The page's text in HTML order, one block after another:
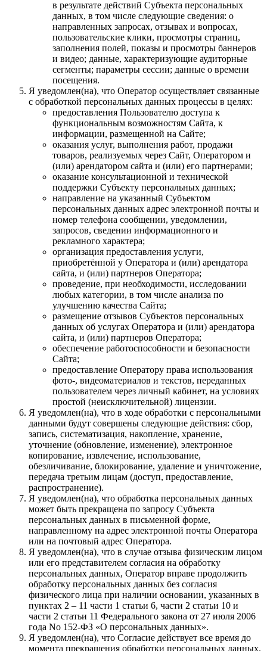
в результате действий Субъекта персональных
данных, в том числе следующие сведения: о
направленных запросах, отзывах и вопросах,
пользовательские клики, просмотры страниц,
заполнения полей, показы и просмотры баннеров
и видео; данные, характеризующие аудиторные
сегменты; параметры сессии; данные о времени
посещения.
Я уведомлен(на), что Оператор осуществляет связанные
с обработкой персональных данных процессы в целях:
предоставления Пользователю доступа к
функциональным возможностям Сайта, к
информации, размещенной на Сайте;
оказания услуг, выполнения работ, продажи
товаров, реализуемых через Сайт, Оператором и
(или) арендатором сайта и (или) его партнерами;
оказание консультационной и технической
поддержки Субъекту персональных данных;
направление на указанный Субъектом
персональных данных адрес электронной почты и
номер телефона сообщении, уведомлении,
запросов, сведении информационного и
рекламного характера;
организация предоставления услуги,
приобретённой у Оператора и (или) арендатора
сайта, и (или) партнеров Оператора;
проведение, при необходимости, исследовании
любых категории, в том числе анализа по
улучшению качества Сайта;
размещение отзывов Субъектов персональных
данных об услугах Оператора и (или) арендатора
сайта, и (или) партнеров Оператора;
обеспечение работоспособности и безопасности
Сайта;
предоставление Оператору права использования
фото-, видеоматериалов и текстов, переданных
пользователем через личный кабинет, на условиях
простой (неисключительной) лицензии.
Я уведомлен(на), что в ходе обработки с персональными
данными будут совершены следующие действия: сбор,
запись, систематизация, накопление, хранение,
уточнение (обновление, изменение), электронное
копирование, извлечение, использование,
обезличивание, блокирование, удаление и уничтожение,
передача третьим лицам (доступ, предоставление,
распространение).
Я уведомлен(на), что обработка персональных данных
может быть прекращена по запросу Субъекта
персональных данных в письменной форме,
направленному на адрес электронной почты Оператора
или на почтовый адрес Оператора.
Я уведомлен(на), что в случае отзыва физическим лицом
или его представителем согласия на обработку
персональных данных, Оператор вправе продолжить
обработку персональных данных без согласия
физического лица при наличии основании, указанных в
пунктах 2 – 11 части 1 статьи 6, части 2 статьи 10 и
части 2 статьи 11 Федерального закона от 27 июля 2006
года No 152-ФЗ «О персональных данных».
Я уведомлен(на), что Согласие действует все время до
момента прекращения обработки персональных данных.